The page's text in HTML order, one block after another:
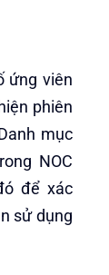
ứng viên
phiên
mục
NOC
để xác
sử dụng